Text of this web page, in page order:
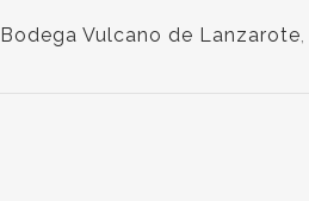
Bodega Vulcano de Lanzarote,